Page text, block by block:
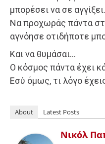
μπορέσει να σε αγγίξει.
Να προχωράς πάντα
αγνόησε οτιδήποτε
Και να θυμάσαι…
Ο κόσμος πάντα έχει
Εσύ όμως, τι λόγο
About Latest Posts
Νικόλ